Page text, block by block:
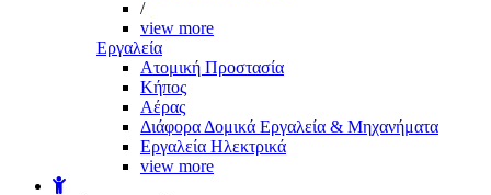
/
view more
Εργαλεία
Aτομική Προστασία
Kήπος
Αέρας
Διάφορα Δομικά Εργαλεία & Μηχανήματα
Εργαλεία Ηλεκτρικά
view more